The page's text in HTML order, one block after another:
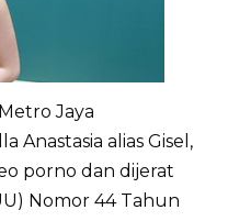
Jaya
Anastasia alias Gisel,
porno dan dijerat
Nomor 44 Tahun